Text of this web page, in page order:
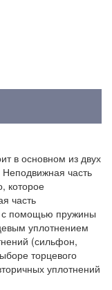
в основном из двух
часть
которое
часть
с помощью пружины
уплотнением
(сильфон,
торцевого
уплотнений